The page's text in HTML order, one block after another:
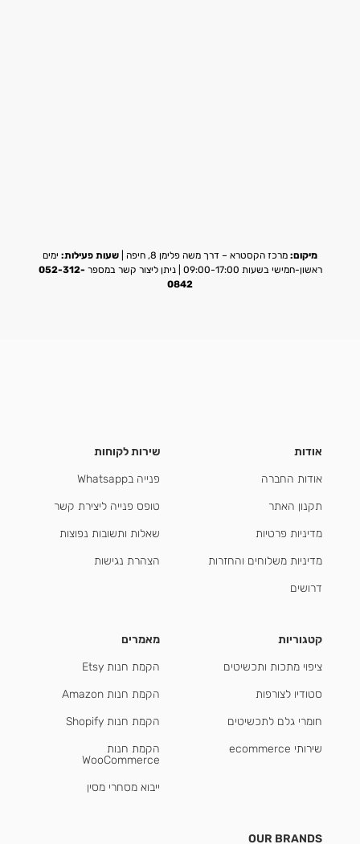
מיקום: מרכז הקסטרא – דרך משה פלימן 8, חיפה | שעות פעילות: ימים
ראשון-חמישי בשעות 09:00-17:00 | ניתן ליצור קשר במספר
052-312-
0842
אודות
אודות החברה
תקנון האתר
מדיניות פרטיות
מדיניות משלוחים והחזרות
דרושים
שירות לקוחות
פנייה בWhatsapp
טופס פנייה ליצירת קשר
שאלות ותשובות נפוצות
הצהרת נגישות
קטגוריות
ציפוי מתכות ותכשיטים
סטודיו לצורפות
חומרי גלם לתכשיטים
שירותי ecommerce
מאמרים
הקמת חנות Etsy
הקמת חנות Amazon
הקמת חנות Shopify
הקמת חנות
WooCommerce
ייבוא מסחרי מסין
OUR BRANDS